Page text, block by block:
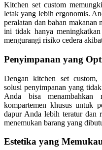
Kitchen set custom
letak yang lebih ergonomis.
peralatan dan bahan
ini tidak hanya
mengurangi risiko cedera
Penyimpanan yang
Dengan kitchen set custom,
solusi penyimpanan yang
Anda bisa
kompartemen khusus untuk
dapur Anda lebih teratur dan
menemukan barang yang
Estetika yang